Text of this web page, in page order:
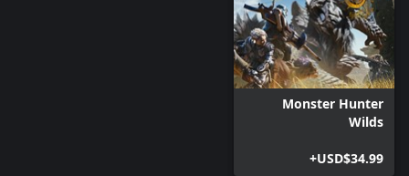
Monster Hunter
Wilds
USD$34.99+